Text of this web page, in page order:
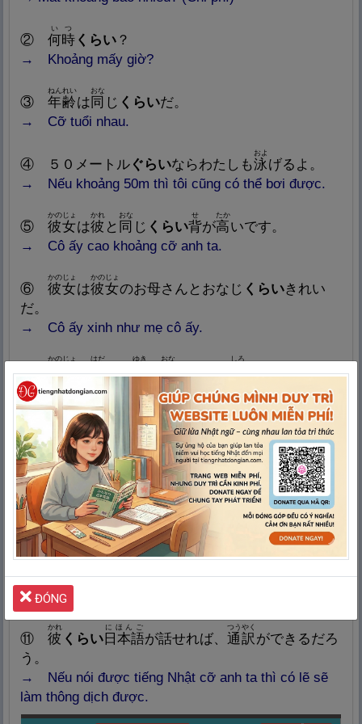
② 何時
いつ
くらい？
→ Khoảngmấy giờ?
③ 年齢
ねんれい
は同
おな
じ くらいだ。
→ Cỡ tuổi nhau.
④ ５０メートルぐらいならわたしも泳
およ
げるよ。
→ Nếukhoảng 50m thì tôi cũng có thể bơi được.
⑤ 彼
phương
女
かのじょ
は彼
phương
かれ
と 同
giống nhau
おな
じ くらい背
せ
が高
たか
いです。
→ Cô ấy cao khoảng cỡ anh ta.
⑥ 彼
Nghĩa: Bên kia, kẻ khác, đối
女
かのじょ
は彼
Nghĩa: Bên kia, kẻ khác, đối
女
かのじょ
のお母さんとおなじ くらいきれい
だ。
→ Cô ấy xinh như mẹ cô ấy.
⑦ 彼
Nghĩa: Bên kia, kẻ khác, đối
女
かのじょ
の肌
はだ
は、雪
ゆき
と同
Nghĩa: Cùng nhau, bằng nhau,
giống nhau
おな
じくらい白
しろ
い。
→Làn da của cô ta trắng như tuyết.
⑧
ゆき
くらい白
しろ
いものは無
な
い。
→Không có gì trắng bằng tuyết.
⑨ 私
わたし
は 彼
Nghĩa: Bên kia, kẻ khác, đối
phương
女
かのじょ
と同
Nghĩa: Cùng nhau, bằng nhau,
giống nhau
おな
じくらいの年齢
ねんれい
です。
→Tôi bằng tuổi cô ấy.
⑩ 彼
Nghĩa: Bên kia, kẻ khác, đối
phương
女
かのじょ
はいまだに１０年前
ねんまえ
と同じくらいきれい
だ。
→Cô ấy hiện nay vẫn xinh như 10 năm trước.
⑪ 彼
phương
かれ
くらい日 本
Nghĩa: Gốc, rễ, cội nguồn của
語
にほんご
が話せれば、 通
Nghĩa: Thông suốt, thông qua,
訳
Nghĩa: Phiên dịch, lý do,
つうやく
ができるだろ
う。
→ Nếu nói được tiếng Nhật cỡ anh ta thì có lẽ sẽ
làm thông dịch được.
ĐÓNG